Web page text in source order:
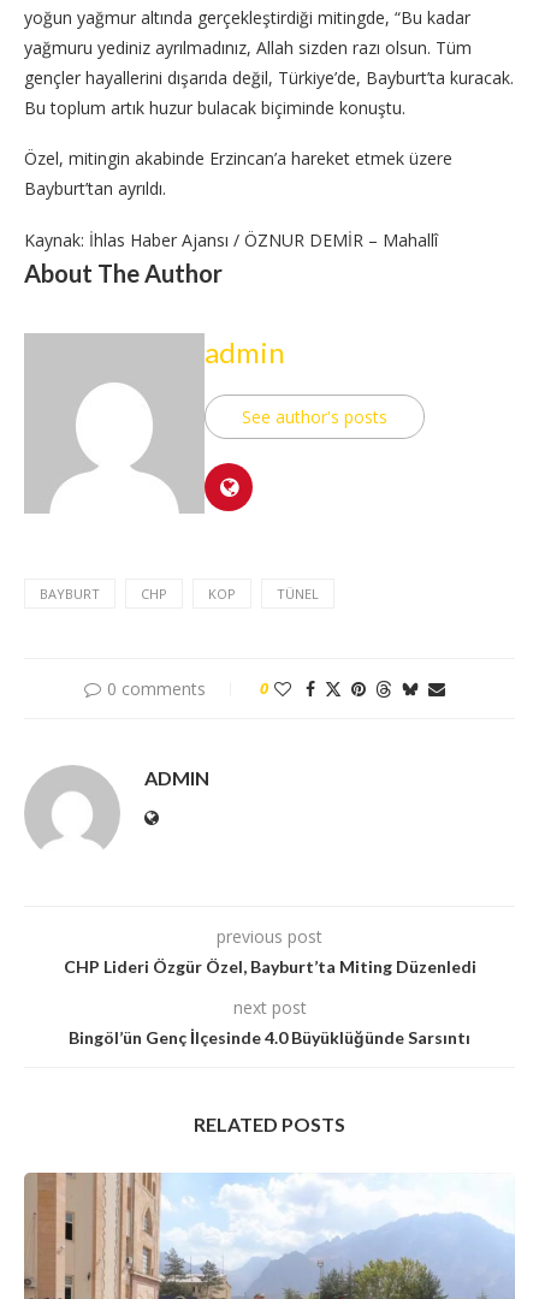
yoğun yağmur altında gerçekleştirdiği mitingde, “Bu kadar
yağmuru yediniz ayrılmadınız, Allah sizden razı olsun. Tüm
gençler hayallerini dışarıda değil, Türkiye’de, Bayburt’ta kuracak.
Bu toplum artık huzur bulacak biçiminde konuştu.
Özel, mitingin akabinde Erzincan’a hareket etmek üzere
Bayburt’tan ayrıldı.
Kaynak: İhlas Haber Ajansı / ÖZNUR DEMİR – Mahallî
About The Author
admin
See author's posts
BAYBURT CHP KOP TÜNEL
0 comments 0
ADMIN
previous post
CHP Lideri Özgür Özel, Bayburt’ta Miting Düzenledi
next post
Bingöl’ün Genç İlçesinde 4.0 Büyüklüğünde Sarsıntı
RELATED POSTS